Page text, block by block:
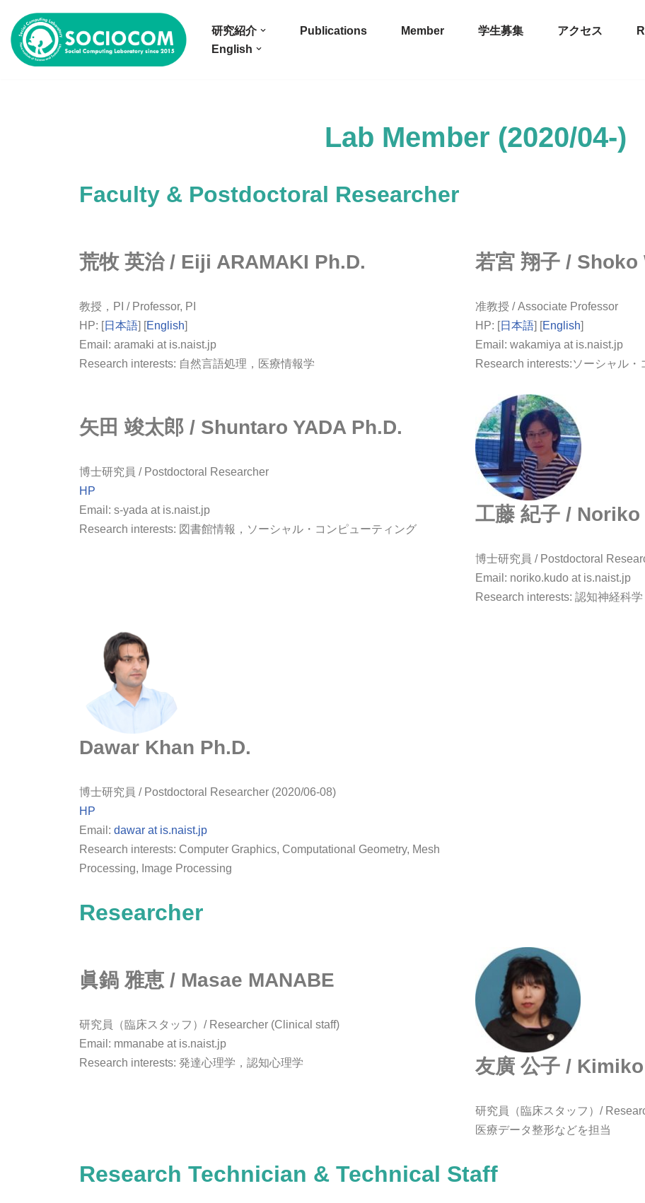
コ
ン
研究紹介 Publications Member 学生募集 アクセス
English
Lab Member (2020/04-)
Faculty & Postdoctoral Researcher
荒牧 英治 / Eiji ARAMAKI Ph.D.
教授，PI / Professor, PI
HP: [日本語] [English]
Email: aramaki at is.naist.jp
Research interests: 自然言語処理，医療情報学
若宮 翔子 / Shoko
准教授 / Associate Professor
HP: [日本語] [English]
Email: wakamiya at is.naist.jp
Research interests:ソーシャル
矢田 竣太郎 / Shuntaro YADA Ph.D.
博士研究員 / Postdoctoral Researcher
HP
Email: s-yada at is.naist.jp
Research interests: 図書館情報，ソーシャル・コンピューティング
工藤 紀子 / Noriko
博士研究員 / Postdoctoral
Email: noriko.kudo at is.naist.jp
Research interests: 認知神経科学
Dawar Khan Ph.D.
博士研究員 / Postdoctoral Researcher (2020/06-08)
HP
Email: dawar at is.naist.jp
Research interests: Computer Graphics, Computational Geometry, Mesh
Processing, Image Processing
Researcher
眞鍋 雅恵 / Masae MANABE
研究員（臨床スタッフ）/ Researcher (Clinical staff)
Email: mmanabe at is.naist.jp
Research interests: 発達心理学，認知心理学
友廣 公子 /
研究員（臨床スタッフ）/
医療データ整形などを担当
Research Technician & Technical Staff